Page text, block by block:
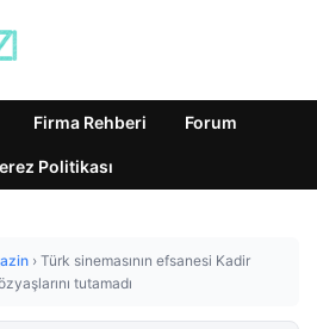
Firma Rehberi Forum
Politikası
› Türk sinemasının efsanesi Kadir
tutamadı